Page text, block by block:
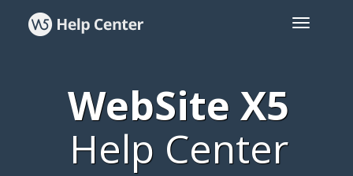
WebSite X5
Help Center